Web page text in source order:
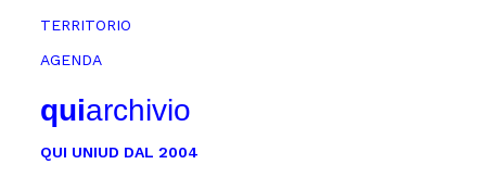
TERRITORIO
AGENDA
quiarchivio
QUI UNIUD DAL 2004